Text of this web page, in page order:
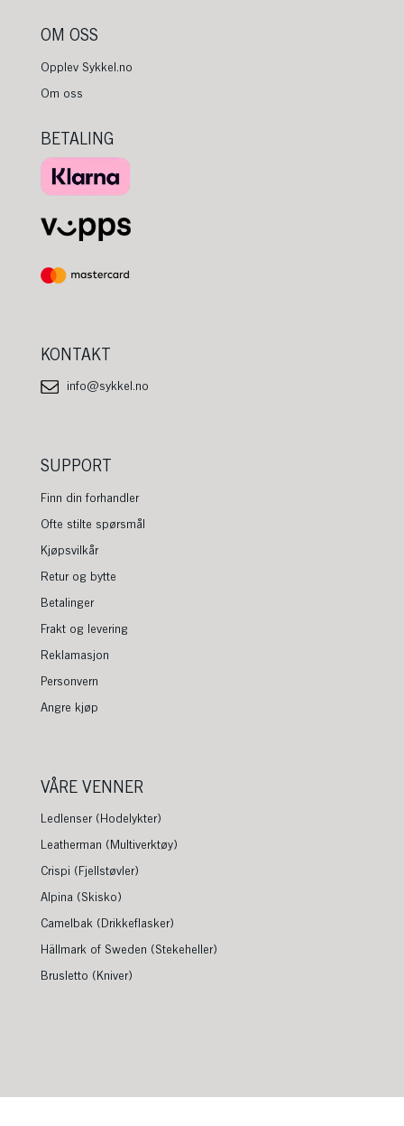
OM OSS
Opplev Sykkel.no
Om oss
BETALING
KONTAKT
info@sykkel.no
SUPPORT
Finn din forhandler
Ofte stilte spørsmål
Kjøpsvilkår
Retur og bytte
Betalinger
Frakt og levering
Reklamasjon
Personvern
Angre kjøp
VÅRE VENNER
Ledlenser (Hodelykter)
Leatherman (Multiverktøy)
Crispi (Fjellstøvler)
Alpina (Skisko)
Camelbak (Drikkeflasker)
Hällmark of Sweden (Stekeheller)
Brusletto (Kniver)